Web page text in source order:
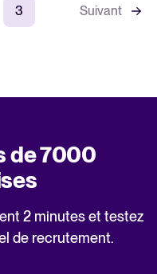
3 Suivant
de 7000
2 minutes et testez
de recrutement.